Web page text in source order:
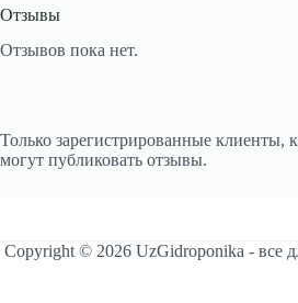
Отзывы
Отзывов пока нет.
Только зарегистрированные клиенты,
могут публиковать отзывы.
Copyright © 2026 UzGidroponika - все